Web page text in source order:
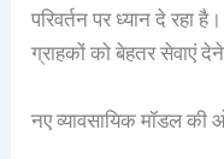
परिवर्तन पर ध्यान दे रहा
ग्राहकों को बेहतर सेवाएं
नए व्यावसायिक मॉडल